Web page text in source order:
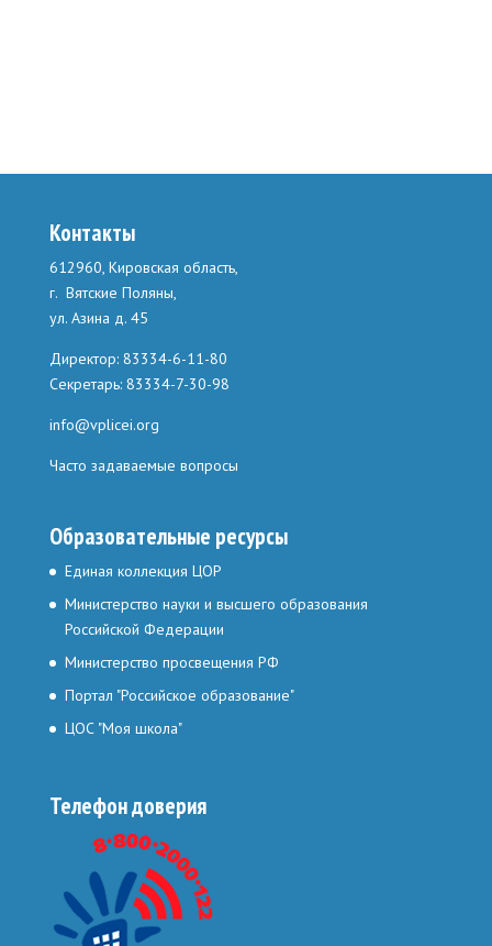
Контакты
612960, Кировская область,
г. Вятские Поляны,
ул. Азина д. 45
Директор: 83334-6-11-80
Секретарь: 83334-7-30-98
info@vplicei.org
Часто задаваемые вопросы
Образовательные ресурсы
Единая коллекция ЦОР
Министерство науки и высшего образования
Российской Федерации
Министерство просвещения РФ
Портал "Российское образование"
ЦОС "Моя школа"
Телефон доверия